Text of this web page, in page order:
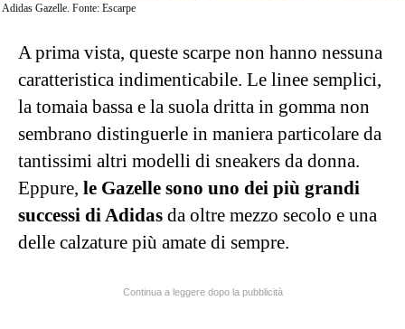
Adidas Gazelle. Fonte: Escarpe
A prima vista, queste scarpe non hanno nessuna
caratteristica indimenticabile. Le linee semplici,
la tomaia bassa e la suola dritta in gomma non
sembrano distinguerle in maniera particolare da
tantissimi altri modelli di sneakers da donna.
Eppure, le Gazelle sono uno dei più grandi
successi di Adidas da oltre mezzo secolo e una
delle calzature più amate di sempre.
Continua a leggere dopo la pubblicità